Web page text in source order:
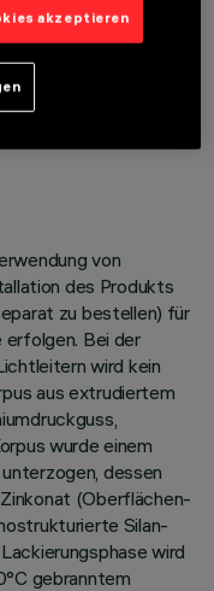
von
des Produkts
zu bestellen) für
erfolgen. Bei der
wird kein
aus extrudiertem
wurde einem
dessen
(Oberflächen-
Silan-
wird
gebranntem
akzeptieren